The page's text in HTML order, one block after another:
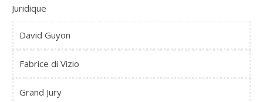
Juridique
David Guyon
Fabrice di Vizio
Grand Jury